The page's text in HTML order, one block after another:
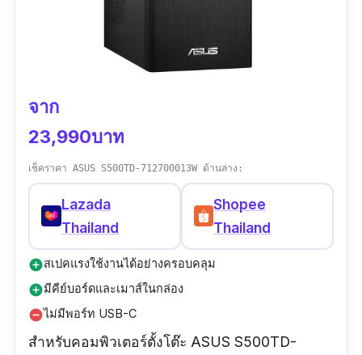
จาก
23,990บาท
เช็คราคา ASUS S500TD-712700013W ด้านล่าง:
Lazada
Thailand
Shopee
Thailand
add_circleสเปคแรงใช้งานได้อย่างครอบคลุม
add_circleมีคีย์บอร์ดและเมาส์ในกล่อง
remove_circleไม่มีพอร์ท USB-C
สำหรับคอมพิวเตอร์ตั้งโต๊ะ ASUS S500TD-